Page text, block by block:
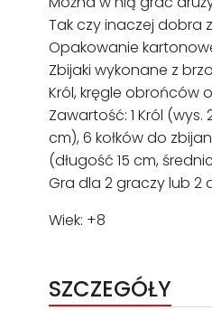
Tak czy inaczej
Opakowanie
Zbijaki wykonane z
Król, kręgle obrońców
Zawartość: 1 Król (wys.
cm), 6 kołków do
(długość 15 cm,
Gra dla 2 graczy lub 2
Wiek: +8
SZCZEGÓŁY